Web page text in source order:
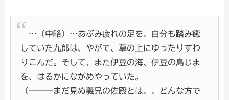
…（中略）…あぶみ疲れの足を、自分も踏み癒
していた九郎は、やがて、草の上にゆったりすわ
りこんだ。そして、また伊豆の海、伊豆の島じま
を、はるかにながめやっていた。
（―――まだ見ぬ義兄の佐殿とは、、どんな方で